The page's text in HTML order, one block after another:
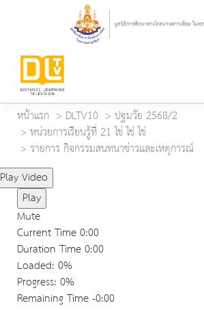
หน้าแรก DLTV10
ปฐมวัย 2568/2
หน่วยการเรียนรู้ที่ 21 ไข่ ไข่ ไข่
รายการ กิจกรรมสนทนาข่าวและเหตุการณ์
Play Video
Play
Mute
Current Time0:00
Duration Time0:00
Loaded: 0%
Progress: 0%
Remaining Time-0:00